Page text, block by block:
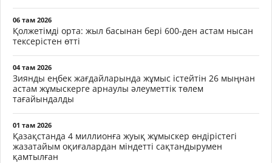
06 там 2026
Қолжетімді орта: жыл басынан бері 600-ден астам нысан
тексерістен өтті
04 там 2026
Зиянды еңбек жағдайларында жұмыс істейтін 26 мыңнан
астам жұмыскерге арнаулы әлеуметтік төлем
тағайындалды
01 там 2026
Қазақстанда 4 миллионға жуық жұмыскер өндірістегі
жазатайым оқиғалардан міндетті сақтандырумен
қамтылған